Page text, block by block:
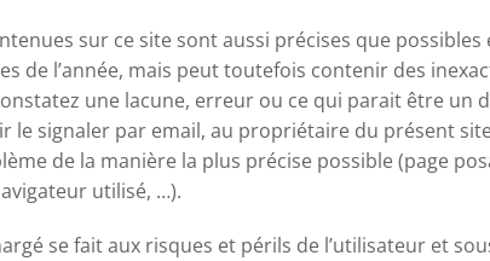
sur ce site sont aussi précises que
de l’année, mais peut toutefois contenir des
une lacune, erreur ou ce qui parait être un
le signaler par email, au propriétaire du présent
de la manière la plus précise possible (page
utilisé, …).
se fait aux risques et périls de l’utilisateur et